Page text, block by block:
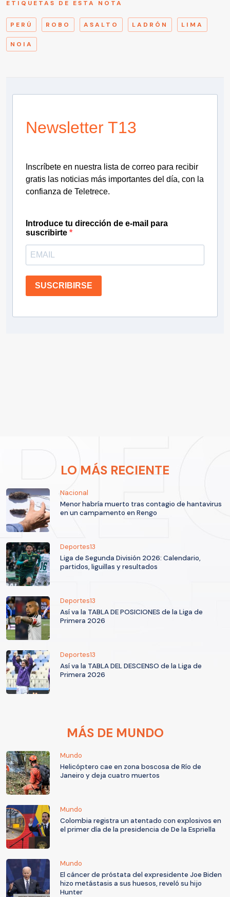
ETIQUETAS DE ESTA NOTA
PERÚ ROBO ASALTO LADRÓN LIMA
NOIA
Newsletter T13
Inscríbete en nuestra lista de correo para recibir
gratis las noticias más importantes del día, con la
confianza de Teletrece.
Introduce tu dirección de e-mail para
suscribirte
SUSCRIBIRSE
LO MÁS RECIENTE
Nacional
Menor habría muerto tras contagio de hantavirus
en un campamento en Rengo
Deportes13
Liga de Segunda División 2026: Calendario,
partidos, liguillas y resultados
Deportes13
Así va la TABLA DE POSICIONES de la Liga de
Primera 2026
Deportes13
Así va la TABLA DEL DESCENSO de la Liga de
Primera 2026
MÁS DE MUNDO
Mundo
Helicóptero cae en zona boscosa de Río de
Janeiro y deja cuatro muertos
Mundo
Colombia registra un atentado con explosivos en
el primer día de la presidencia de De la Espriella
Mundo
El cáncer de próstata del expresidente Joe Biden
hizo metástasis a sus huesos, reveló su hijo
Hunter